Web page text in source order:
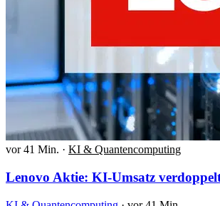
vor 41 Min. · KI & Quantencomputing
Lenovo Aktie: KI-Umsatz